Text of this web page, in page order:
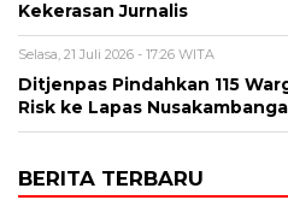
Kekerasan Jurnalis
Selasa, 21 Juli 2026 - 17:26 WITA
Ditjenpas Pindahkan 115
Risk ke Lapas
BERITA TERBARU